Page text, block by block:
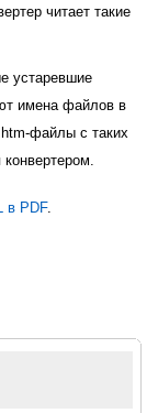
читает такие
устаревшие
имена файлов в
файлы с таких
в PDF.